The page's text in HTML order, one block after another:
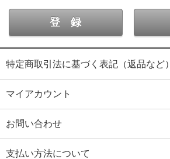
特定商取引法に基づく表記（返品など）
マイアカウント
お問い合わせ
支払い方法について